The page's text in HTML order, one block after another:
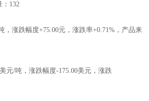
132
，涨跌幅度+75.00元，涨跌率+0.71%，产品来
元/吨，涨跌幅度-175.00美元，涨跌